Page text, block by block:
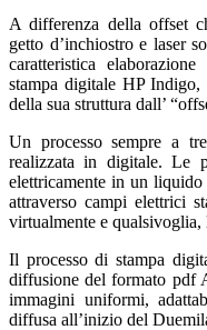
A differenza della offset
getto d’inchiostro e laser
caratteristica
stampa digitale HP
della sua struttura dall’
Un processo sempre a
realizzata in digitale. Le
elettricamente in un
attraverso campi elettrici
virtualmente e qualsivoglia,
Il processo di stampa
diffusione del formato pdf
immagini uniformi,
diffusa all’inizio del